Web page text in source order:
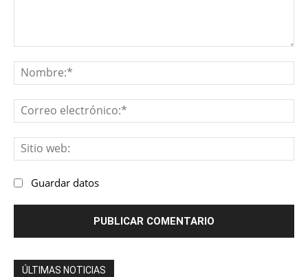
Guardar datos
ÚLTIMAS NOTICIAS